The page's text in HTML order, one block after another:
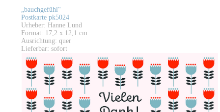
„bauchgefühl“
Postkarte pk5024
Urheber: Hanne Lund
Format: 17,2 x 12,1 cm
Ausrichtung: quer
Lieferbar: sofort